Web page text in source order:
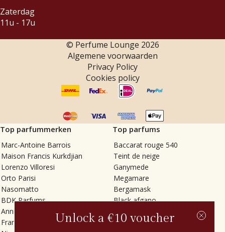
Zaterdag
11u - 17u
© Perfume Lounge 2026
Algemene voorwaarden
Privacy Policy
Cookies policy
Top parfummerken
Marc-Antoine Barrois
Maison Francis Kurkdjian
Lorenzo Villoresi
Orto Parisi
Nasomatto
BDK Parfums
Annindriya
Francesca Bianchi
Top parfums
Baccarat rouge 540
Teint de neige
Ganymede
Megamare
Bergamask
Black afgano
Gris charnel
Tilia
Unlock a €10 voucher